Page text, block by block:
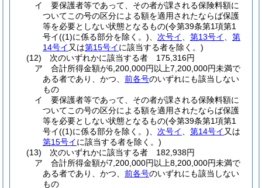
イ
要保護者等であって、その者が課される保険料額に
ついてこの号の区分による額を適用されたならば保護
等を必要としない状態となるもの(令第39条第1項第1
号イ((1)に係る部分を除く。) 次号イ 第13号イ
第
14号イ 又は第15号イに該当する者を除く。)
(12)
次のいずれかに該当する者 175,316円
ア
合計所得金額が6,200,000円以上7,200,000円未満で
ある者であり、かつ、 前各号のいずれにも該当しない
もの
イ
要保護者等であって、その者が課される保険料額に
ついてこの号の区分による額を適用されたならば保護
等を必要としない状態となるもの(令第39条第1項第1
号イ((1)に係る部分を除く。) 次号イ 第14号イ 又は
第15号イに該当する者を除く。)
(13)
次のいずれかに該当する者 182,938円
ア
合計所得金額が7,200,000円以上8,200,000円未満で
ある者であり、かつ、 前各号のいずれにも該当しない
もの